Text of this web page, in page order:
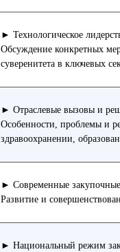
► Технологическое
Обсуждение конкретных
суверенитета в ключевых
► Отраслевые вызовы и
Особенности, проблемы и
здравоохранении,
► Современные
Развитие и
► Национальный режим